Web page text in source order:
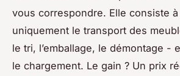
vous correspondre. Elle consiste
uniquement le transport des
le tri, l’emballage, le démontage -
le chargement. Le gain ? Un prix